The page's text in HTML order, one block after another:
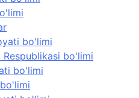
bo'limi
Respublikasi bo'limi
bo'limi